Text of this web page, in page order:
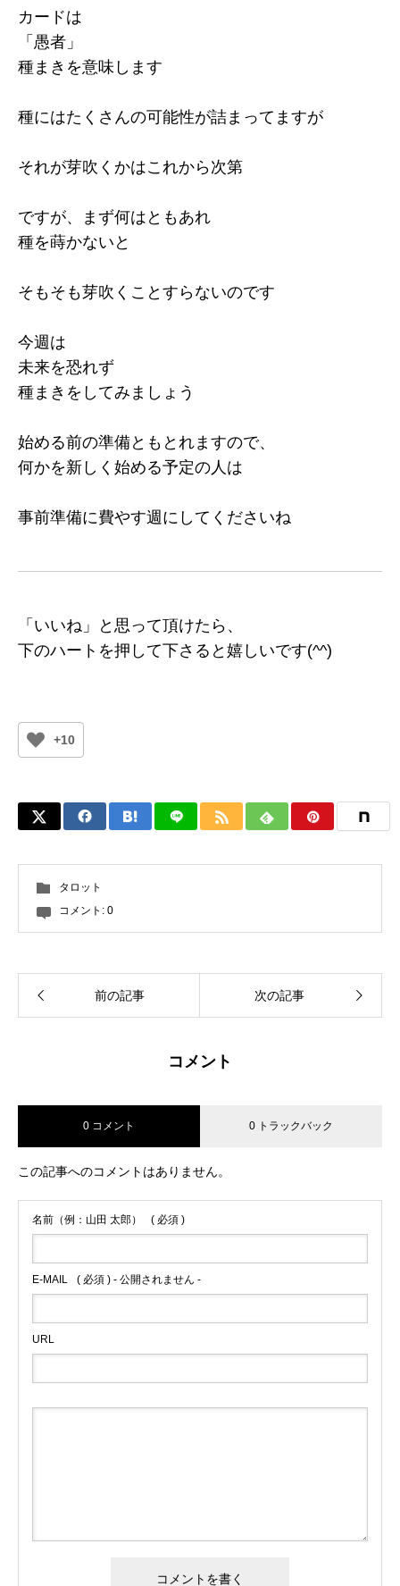
カードは
「愚者」
種まきを意味します
種にはたくさんの可能性が詰まってますが
それが芽吹くかはこれから次第
ですが、まず何はともあれ
種を蒔かないと
そもそも芽吹くことすらないのです
今週は
未来を恐れず
種まきをしてみましょう
始める前の準備ともとれますので、
何かを新しく始める予定の人は
事前準備に費やす週にしてくださいね
「いいね」と思って頂けたら、
下のハートを押して下さると嬉しいです(^^)
+10
タロット
コメント: 0
前の記事 次の記事
コメント
0 コメント 0 トラックバック
この記事へのコメントはありません。
名前（例：山田 太郎） ( 必須 )
E-MAIL ( 必須 ) - 公開されません -
URL